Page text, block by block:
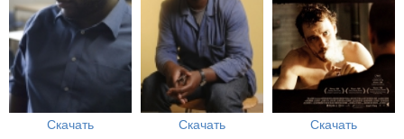
Скачать Скачать Скачать